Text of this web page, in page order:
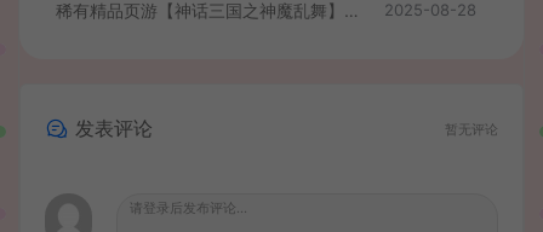
稀有精品页游【神话三国之神魔乱舞】最新整理Win系服务端+货币充值教程+详细外网搭建教程 2025-08-28
发表评论 暂无评论